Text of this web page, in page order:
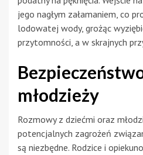
jego nagłym załamaniem, co
lodowatej wody, grożąc
przytomności, a w skrajnych
młodzieży
Rozmowy z dziećmi oraz
potencjalnych zagrożeń
są niezbędne. Rodzice i